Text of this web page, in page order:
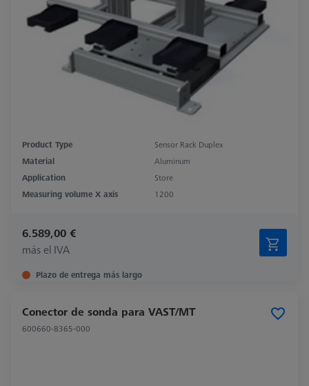
Product Type
Sensor Rack Duplex
Material
Aluminum
Application
Store
Measuring volume X axis
1200
6.589,00 €
más el IVA
Plazo de entrega más largo
Conector de sonda para VAST/MT
600660-8365-000